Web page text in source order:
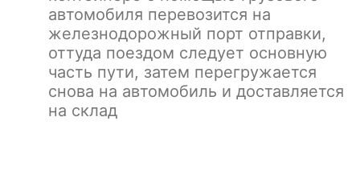
автомобиля перевозится на
железнодорожный порт отправки,
оттуда поездом следует основную
часть пути, затем перегружается
снова на автомобиль и доставляется
на склад